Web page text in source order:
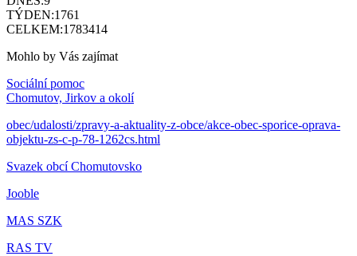
TÝDEN:1761
CELKEM:1783414
Mohlo by Vás zajímat
Sociální pomoc
Chomutov, Jirkov a okolí
obec/udalosti/zpravy-a-aktuality-z-obce/akce-obec-sporice-oprava-
objektu-zs-c-p-78-1262cs.html
Svazek obcí Chomutovsko
Jooble
MAS SZK
RAS TV